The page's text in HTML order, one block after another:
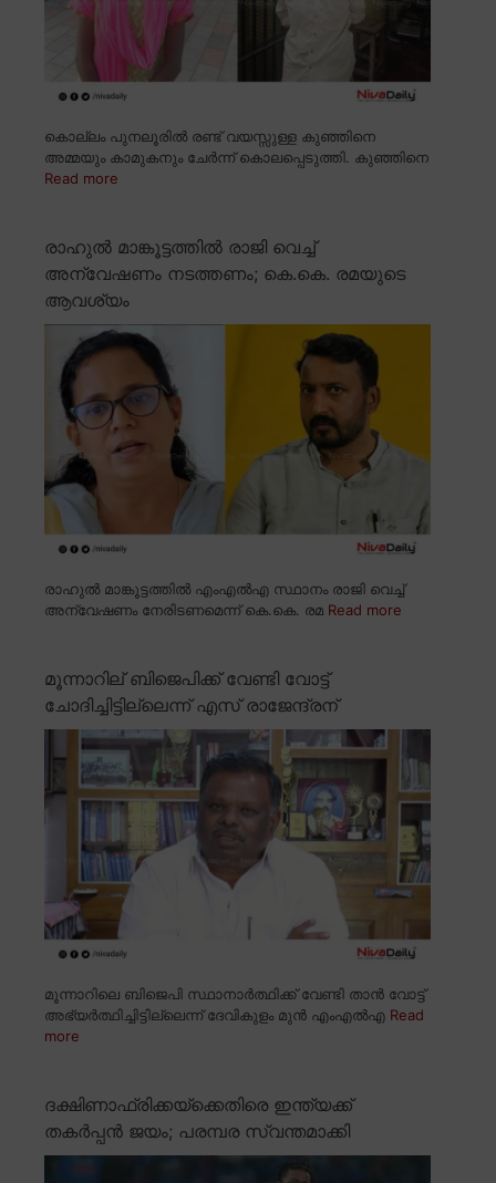
കൊല്ലം പുനലൂരിൽ രണ്ട് വയസ്സുള്ള കുഞ്ഞിനെ
അമ്മയും കാമുകനും ചേർന്ന് കൊലപ്പെടുത്തി. കുഞ്ഞിനെ
Read more
രാഹുൽ മാങ്കൂട്ടത്തിൽ രാജി വെച്ച്
അന്വേഷണം നടത്തണം; കെ.കെ. രമയുടെ
ആവശ്യം
രാഹുൽ മാങ്കൂട്ടത്തിൽ എംഎൽഎ സ്ഥാനം രാജി വെച്ച്
അന്വേഷണം നേരിടണമെന്ന് കെ.കെ. രമ Read more
മൂന്നാറില് ബിജെപിക്ക് വേണ്ടി വോട്ട്
ചോദിച്ചിട്ടില്ലെന്ന് എസ് രാജേന്ദ്രന്
മൂന്നാറിലെ ബിജെപി സ്ഥാനാർത്ഥിക്ക് വേണ്ടി താൻ വോട്ട്
അഭ്യർത്ഥിച്ചിട്ടില്ലെന്ന് ദേവികുളം മുൻ എംഎൽഎ Read
more
ദക്ഷിണാഫ്രിക്കയ്ക്കെതിരെ ഇന്ത്യക്ക്
തകർപ്പൻ ജയം; പരമ്പര സ്വന്തമാക്കി